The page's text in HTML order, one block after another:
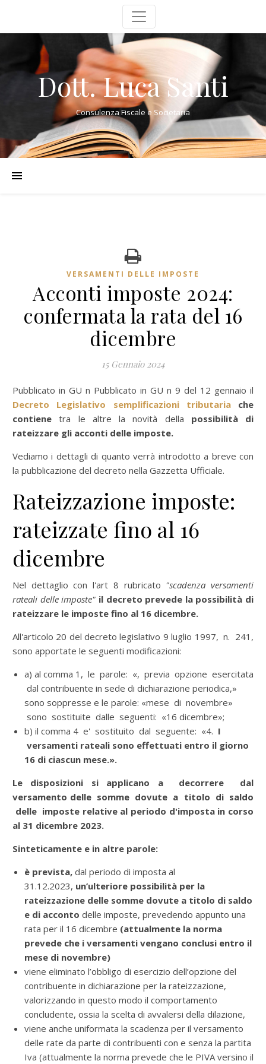
Dott. Luca Santi
Consulenza Fiscale e Societaria
VERSAMENTI DELLE IMPOSTE
Acconti imposte 2024:
confermata la rata del 16
dicembre
15 Gennaio 2024
Pubblicato in GU n Pubblicato in GU n 9 del 12 gennaio il
Decreto Legislativo semplificazioni tributariache
contienetra le altre la novità della possibilità di
rateizzare gli acconti delle imposte.
Vediamo i dettagli di quanto verrà introdotto a breve con
la pubblicazione del decreto nella Gazzetta Ufficiale.
Rateizzazione imposte:
rateizzate fino al 16
dicembre
Nel dettaglio con l'art 8 rubricato "scadenza versamenti
rateali delle imposte" il decreto prevede la possibilità di
rateizzare le imposte fino al 16 dicembre.
All'articolo 20 del decreto legislativo 9 luglio 1997, n. 241,
sono apportate le seguenti modificazioni:
a) al comma 1, le parole: «, previa opzione esercitata
dal contribuente in sede di dichiarazione periodica,»
sono soppresse e le parole: «mese di novembre»
sono sostituite dalle seguenti: «16 dicembre»;
b) il comma 4 e' sostituito dal seguente: «4. I
versamenti rateali sono effettuati entro il giorno
16 di ciascun mese.».
Le disposizioni si applicano a decorrere dal
versamento delle somme dovute a titolo di saldo
delle imposte relative al periodo d'imposta in corso
al 31 dicembre 2023.
Sinteticamente e in altre parole:
è prevista, dal periodo di imposta al
31.12.2023, un’ulteriore possibilità per la
rateizzazione delle somme dovute a titolo di saldo
e di acconto delle imposte, prevedendo appunto una
rata per il 16 dicembre (attualmente la norma
prevede che i versamenti vengano conclusi entro il
mese di novembre)
viene eliminato l’obbligo di esercizio dell’opzione del
contribuente in dichiarazione per la rateizzazione,
valorizzando in questo modo il comportamento
concludente, ossia la scelta di avvalersi della dilazione,
viene anche uniformata la scadenza per il versamento
delle rate da parte di contribuenti con e senza la partita
Iva (attualmente la norma prevede che le PIVA versino il